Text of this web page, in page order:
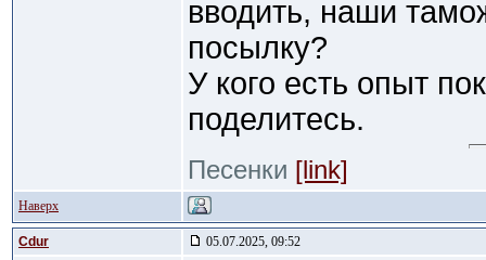
вводить, наши
посылку?
У кого есть опыт
поделитесь.
Песенки [link]
Наверх
Cdur 05.07.2025, 09:52